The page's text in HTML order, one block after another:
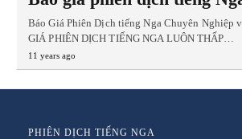
Báo Giá Phiên Dịch tiếng Nga Chuyên Nghiệp
GIÁ PHIÊN DỊCH TIẾNG NGA LUÔN THẤP…
11 years ago
PHIÊN DỊCH TIẾNG NGA